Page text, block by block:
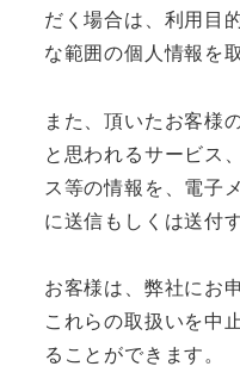
だく場合は、利用目
な範囲の個人情報を
また、頂いたお客様
と思われるサービス
ス等の情報を、電子
に送信もしくは送付
お客様は、弊社にお
これらの取扱いを中
ることができます。